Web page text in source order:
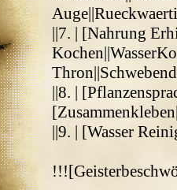
||7. | [Nahrung
||8. |
||9. | [Wasser